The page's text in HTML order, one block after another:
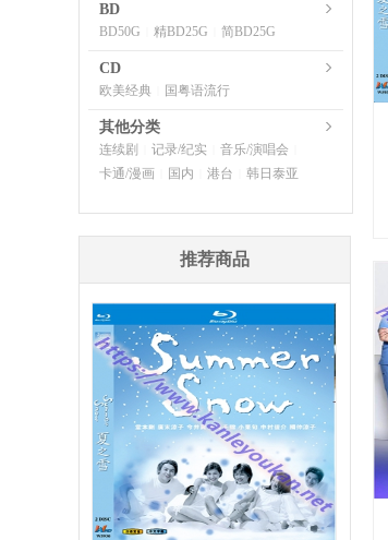
BD
BD50G 精BD25G 简BD25G
CD
欧美经典 国粤语流行
其他分类
连续剧 记录/纪实 音乐/演唱会
卡通/漫画 国内 港台 韩日泰亚
推荐商品